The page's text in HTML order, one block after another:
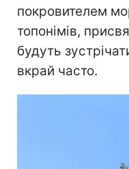
покровителем
топонімів,
будуть
вкрай часто.